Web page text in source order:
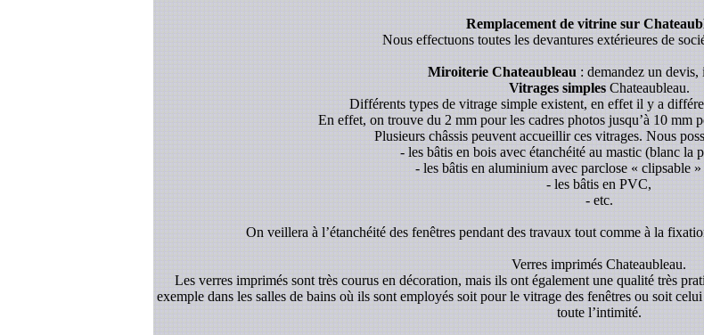
Remplacement de vitrine sur
Nous effectuons toutes les devantures extérieures de
Miroiterie Chateaubleau: demandez un devis,
Vitrages simplesChateaubleau.
Différents types de vitrage simple existent, en effet il y a
En effet, on trouve du 2 mm pour les cadres photos jusqu’à 10 mm
Plusieurs châssis peuvent accueillir ces vitrages. Nous
- les bâtis en bois avec étanchéité au mastic (blanc la
- les bâtis en aluminium avec parclose « clipsable »
- les bâtis en PVC,
- etc.
On veillera à l’étanchéité des fenêtres pendant des travaux tout comme à la
Verres imprimés Chateaubleau.
Les verres imprimés sont très courus en décoration, mais ils ont également une qualité très
exemple dans les salles de bains où ils sont employés soit pour le vitrage des fenêtres ou soit
toute l’intimité.